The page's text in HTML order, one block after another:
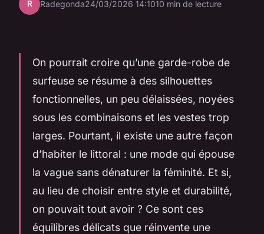
R Radegonda24/03/2026 14:1010 min de lecture
On pourrait croire qu’une garde-robe de
surfeuse se résume à des silhouettes
fonctionnelles, un peu délaissées, noyées
sous les combinaisons et les vestes trop
larges. Pourtant, il existe une autre façon
d’habiter le littoral : une mode qui épouse
la vague sans dénaturer la féminité. Et si,
au lieu de choisir entre style et durabilité,
on pouvait tout avoir ? Ce sont ces
équilibres délicats que réinvente une